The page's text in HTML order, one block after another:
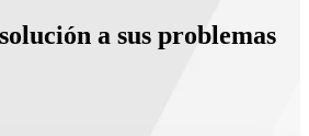
a sus problemas